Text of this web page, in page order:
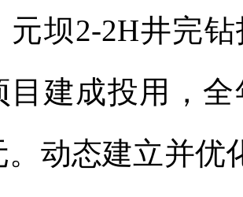
元坝2-2H井完
目建成投用，
。动态建立并优